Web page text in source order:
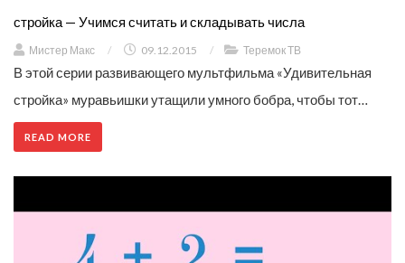
стройка — Учимся считать и складывать числа
Мистер Макс / 09.12.2015 / Теремок ТВ
В этой серии развивающего мультфильма «Удивительная
стройка» муравьишки утащили умного бобра, чтобы тот…
READ MORE